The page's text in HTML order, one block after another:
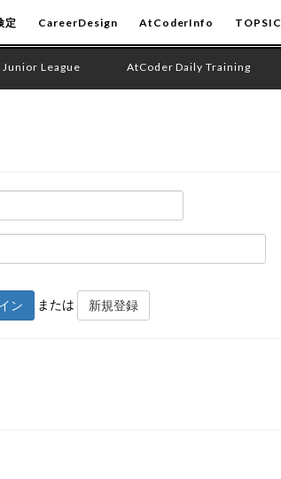
定 CareerDesign AtCoderInfo TOPSIC
League AtCoder Daily Training
ン または 新規登録